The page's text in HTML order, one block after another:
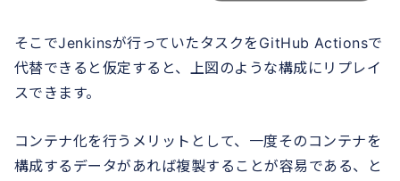
そこでJenkinsが行っていたタスクをGitHub Actionsで
代替できると仮定すると、上図のような構成にリプレイ
スできます。
コンテナ化を行うメリットとして、一度そのコンテナを
構成するデータがあれば複製することが容易である、と